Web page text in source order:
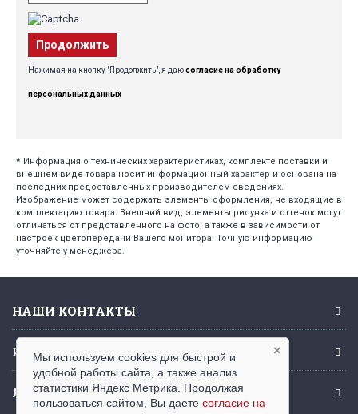
Продолжить
Нажимая на кнопку "Продолжить", я даюсогласие на обработку
персональных данных
* Информация о технических характеристиках, комплекте поставки и
внешнем виде товара носит информационный характер и основана на
последних предоставленных производителем сведениях.
Изображение может содержать элементы оформления, не входящие в
комплектацию товара. Внешний вид, элементы рисунка и оттенок могут
отличаться от представленного на фото, а также в зависимости от
настроек цветопередачи Вашего монитора. Точную информацию
уточняйте у менеджера.
НАШИ КОНТАКТЫ
ИНФОРМАЦИЯ
ЛИЧНЫЙ КАБИНЕТ
×
Мы используем cookies для быстрой и
удобной работы сайта, а также анализ
статистики Яндекс Метрика. Продолжая
пользоваться сайтом, Вы даете согласие на